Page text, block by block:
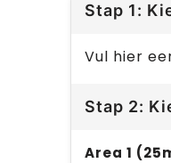
Stap 1:
Vul hier
Stap 2:
Area 1